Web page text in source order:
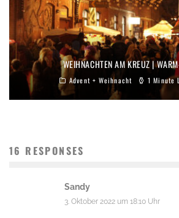
WEIHNACHTEN AM KREUZ |
Advent + Weihnacht 1 Minute
16 RESPONSES
Sandy
3. Oktober 2022 um 18:10 Uhr